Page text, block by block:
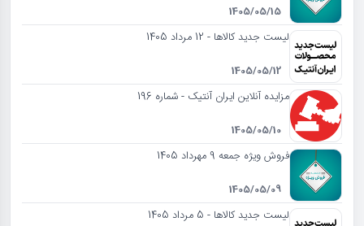
1405/05/15
لیست جدید کالاها - 12 مرداد 1405
1405/05/12
مزایده آنلاین ایران آنتیک - شماره 196
1405/05/10
فروش ویژه جمعه 9 مهرداد 1405
1405/05/09
لیست جدید کالاها - 5 مرداد 1405